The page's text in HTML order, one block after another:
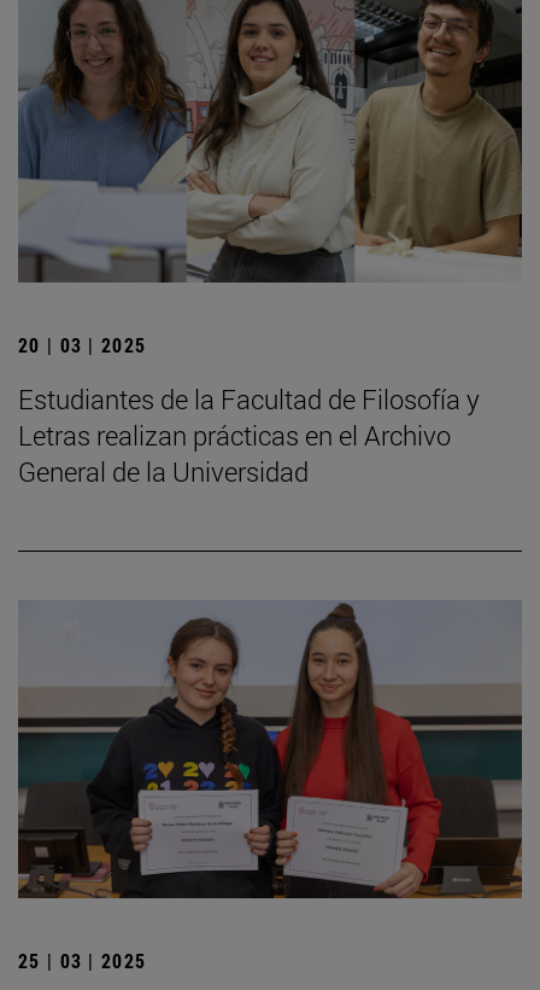
20 | 03 | 2025
Estudiantes de la Facultad de Filosofía y
Letras realizan prácticas en el Archivo
General de la Universidad
25 | 03 | 2025